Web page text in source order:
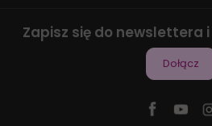
Zapisz się do newslettera
Dołącz